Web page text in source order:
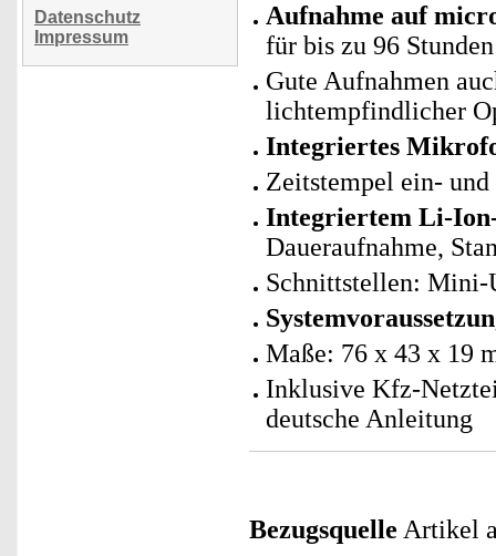
Datenschutz
Impressum
Aufnahme auf
für bis zu 96
Gute Aufnahmen
lichtempfindlicher
Integriertes
Zeitstempel ein- und
Integriertem Li-
Daueraufnahme,
Schnittstellen: Mini-
Maße: 76 x 43 x 19
Inklusive Kfz-
deutsche Anleitung
Bezugsquelle Artikel